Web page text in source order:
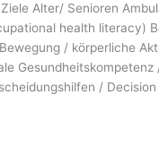
Alter/ Senioren
health literacy)
/ körperliche
/